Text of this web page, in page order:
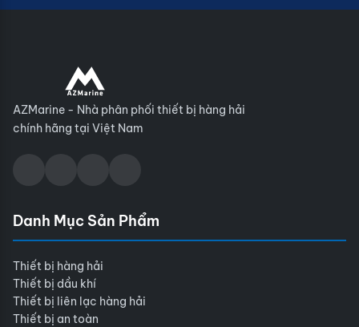
AZMarine - Nhà phân phối thiết bị hàng hải
chính hãng tại Việt Nam
Danh Mục Sản Phẩm
Thiết bị hàng hải
Thiết bị dầu khí
Thiết bị liên lạc hàng hải
Thiết bị an toàn